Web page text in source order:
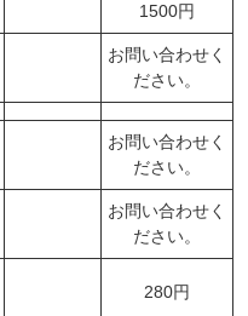
1500円
お問い合わせく
ださい。
お問い合わせく
ださい。
お問い合わせく
ださい。
280円